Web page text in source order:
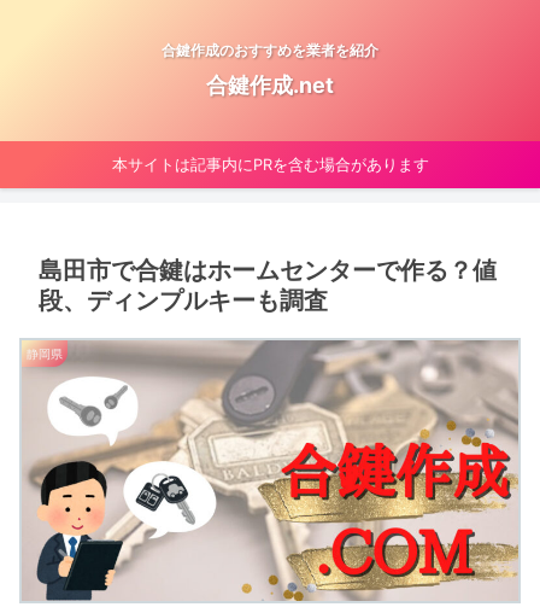
合鍵作成のおすすめを業者を紹介
合鍵作成.net
本サイトは記事内にPRを含む場合があります
島田市で合鍵はホームセンターで作る？値
段、ディンプルキーも調査
静岡県